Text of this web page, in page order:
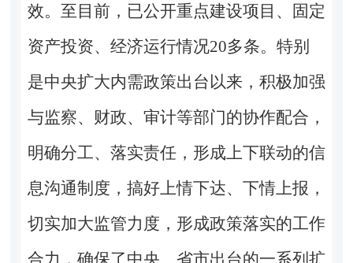
效。至目前，已公开重点建设项目、固定
资产投资、经济运行情况20多条。特别
是中央扩大内需政策出台以来，积极加强
与监察、财政、审计等部门的协作配合，
明确分工、落实责任，形成上下联动的信
息沟通制度，搞好上情下达、下情上报，
切实加大监管力度，形成政策落实的工作
合力，确保了中央、省市出台的一系列扩